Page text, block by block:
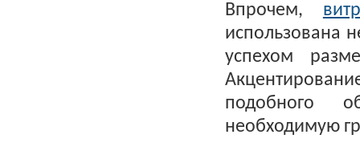
Впрочем,
использована
успехом
подобного
необходимую